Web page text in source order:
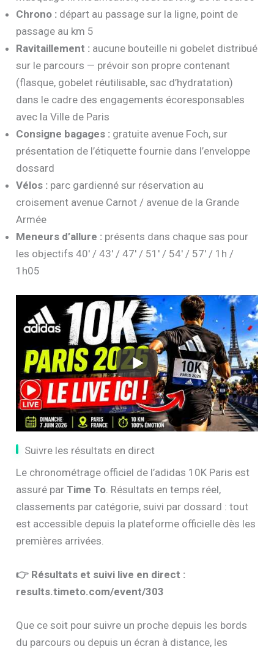
Chrono : départ au passage sur la ligne, point de
passage au km 5
Ravitaillement : aucune bouteille ni gobelet distribué
sur le parcours — prévoir son propre contenant
(flasque, gobelet réutilisable, sac d’hydratation)
dans le cadre des engagements écoresponsables
avec la Ville de Paris
Consigne bagages : gratuite avenue Foch, sur
présentation de l’étiquette fournie dans l’enveloppe
dossard
Vélos : parc gardienné sur réservation au
croisement avenue Carnot / avenue de la Grande
Armée
Meneurs d’allure : présents dans chaque sas pour
les objectifs 40′ / 43′ / 47′ / 51′ / 54′ / 57′ / 1h /
1h05
Suivre les résultats en direct
Le chronométrage officiel de l’adidas 10K Paris est
assuré parTime To . Résultats en temps réel,
classements par catégorie, suivi par dossard : tout
est accessible depuis la plateforme officielle dès les
premières arrivées.
👉 Résultats et suivi live en direct :
results.timeto.com/event/303
Que ce soit pour suivre un proche depuis les bords
du parcours ou depuis un écran à distance, les